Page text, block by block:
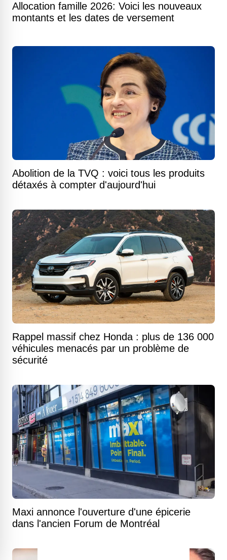
Allocation famille 2026: Voici les nouveaux
montants et les dates de versement
Abolition de la TVQ : voici tous les produits
détaxés à compter d'aujourd'hui
Rappel massif chez Honda : plus de 136 000
véhicules menacés par un problème de
sécurité
Maxi annonce l'ouverture d'une épicerie
dans l'ancien Forum de Montréal